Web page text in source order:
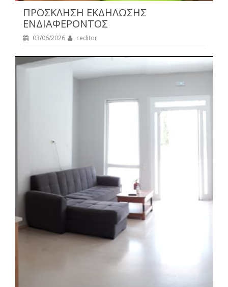
ΠΡΟΣΚΛΗΣΗ ΕΚΔΗΛΩΣΗΣ
ΕΝΔΙΑΦΕΡΟΝΤΟΣ
03/06/2026 ceditor